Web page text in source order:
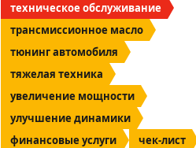
техническое обслуживание
трансмиссионное масло
тюнинг автомобиля
тяжелая техника
увеличение мощности
улучшение динамики
финансовые услуги
чек-лист